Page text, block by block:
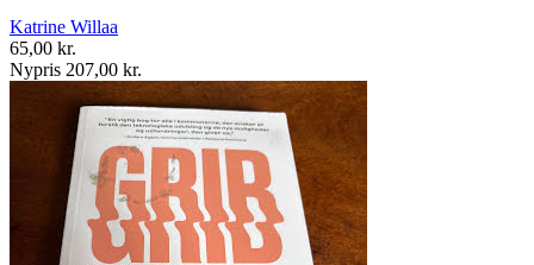
Katrine Willaa
65,00 kr.
Nypris 207,00 kr.